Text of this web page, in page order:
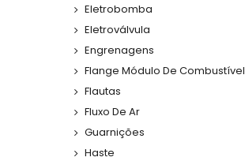
Eletrobomba
Eletroválvula
Engrenagens
Flange Módulo De Combustível
Flautas
Fluxo De Ar
Guarnições
Haste